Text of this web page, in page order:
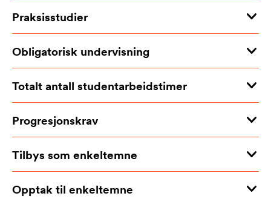
Praksisstudier
Obligatorisk undervisning
Totalt antall studentarbeidstimer
Progresjonskrav
Tilbys som enkeltemne
Opptak til enkeltemne